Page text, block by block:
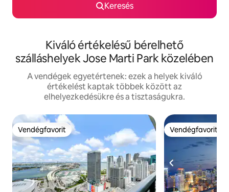
Keresés
Kiváló értékelésű bérelhető
szálláshelyek Jose Marti Park közelében
A vendégek egyetértenek: ezek a helyek kiváló
értékelést kaptak többek között az
elhelyezkedésükre és a tisztaságukra.
Vendégfavorit
Vendégfavorit Vendégfavorit
Vendégfavorit